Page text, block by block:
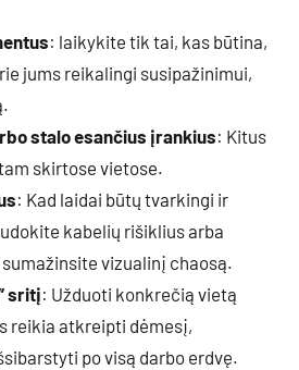
: laikykite tik tai, kas būtina,
jums reikalingi susipažinimui,
stalo esančius įrankius: Kitus
skirtose vietose.
: Kad laidai būtų tvarkingi ir
kabelių rišiklius arba
vizualinį chaosą.
sritį: Užduoti konkrečią vietą
reikia atkreipti dėmesį,
po visą darbo erdvę.